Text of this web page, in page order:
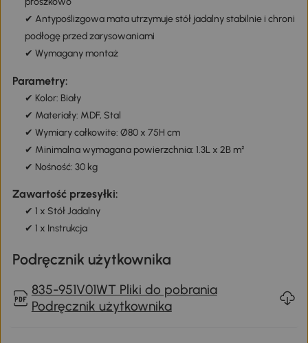
✔ Antypoślizgowa mata utrzymuje stół jadalny stabilnie i chroni
podłogę przed zarysowaniami
✔ Wymagany montaż
Parametry:
✔ Kolor: Biały
✔ Materiały: MDF, Stal
✔ Wymiary całkowite: Ø80 x 75H cm
✔ Minimalna wymagana powierzchnia: 1.3L x 2B m²
✔ Nośność: 30 kg
Zawartość przesyłki:
✔ 1 x Stół Jadalny
✔ 1 x Instrukcja
Podręcznik użytkownika
835-951V01WT Pliki do pobrania
Podręcznik użytkownika